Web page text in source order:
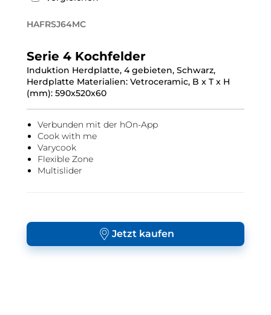
HAFRSJ64MC
Serie 4 Kochfelder
Induktion Herdplatte, 4 gebieten, Schwarz,
Herdplatte Materialien: Vetroceramic, B x T x H
(mm): 590x520x60
Verbunden mit der hOn-App
Cook with me
Varycook
Flexible Zone
Multislider
Jetzt kaufen